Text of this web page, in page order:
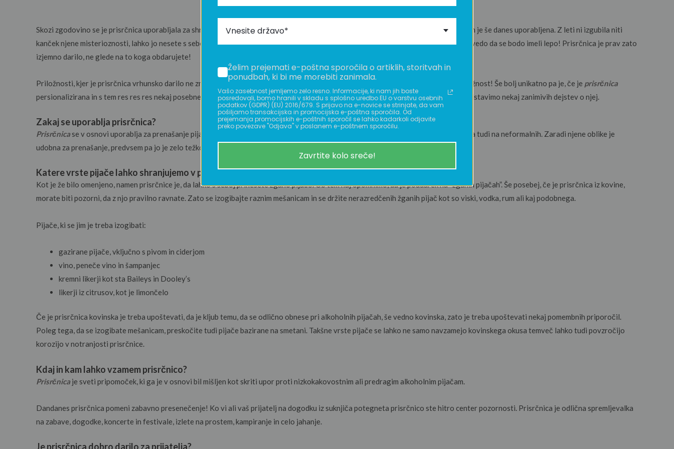
Skozi zgodovino se je prisrčnica uporabljala za shranjevanje, skrivanje in transportacijo alkohola. Hitro je postala priljubljena ikona in je še danes uporabljena. Z leti ni izgubila niti
kanček njene misterioznosti, lahko jo nesete s seboj na svečan dogodek ali pa na smučanje s prijatelji. Ko ljudje zagledajo prisrčnico, vedo da se bodo imeli lepo! Prisrčnica je prav zato
izjemno darilo, ne glede na to koga obdarujete!
Priložnosti, kjer je prisrčnica vrhunsko darilo ne zmanjka. Lahko je poročno darilo, darilo za 18. rojstni dan, pravzaprav za vsako priložnost! Še bolj unikatno pa je, če je prisrčnica
persionalizirana in s tem res res res nekaj posebnega! Če še niste prepričani, da je prisrčnica odlično darilo nam dovolite, da vam predstavimo nekaj zanimivih dejstev o njej.
Zakaj se uporablja prisrčnica?
Prisrčnica se v osnovi uporablja za prenašanje pijače s seboj, kamorkoli že greste. Uporabna je na vseh dogodkih, formalnih pa seveda tudi na neformalnih. Zaradi njene oblike je
udobna za prenašanje, predvsem pa jo je zelo težko videti v žepu suknjiča ali kjerkoli drugje jo imate shranjeno.
Katere vrste pijače lahko shranjujemo v prisrčnici?
Kot je že bilo omenjeno, namen prisrčnice je, da lahko s seboj prinesete žgano pijačo. Ob tem naj opomnimo, da je poudarek na “žganih pijačah”. Še posebej, če je prisrčnica iz kovine,
morate biti pozorni, da z njo pravilno ravnate. Zato se izogibajte raznim mešanicam in se držite nerazredčenih žganih pijač kot so viski, vodka, rum ali kaj podobnega.
Pijače, ki se jim je treba izogibati:
gazirane pijače, vključno s pivom in ciderjom
vino, peneče vino in šampanjec
kremni likerji kot sta Baileys in Dooley’s
likerji iz citrusov, kot je limončelo
Če je prisrčnica kovinska je treba upoštevati, da je kljub temu, da se odlično obnese pri alkoholnih pijačah, še vedno kovinska, zato je treba upoštevati nekaj pomembnih priporočil.
Poleg tega, da se izogibate mešanicam, preskočite tudi pijače bazirane na smetani. Takšne vrste pijače se lahko ne samo navzamejo kovinskega okusa temveč lahko tudi povzročijo
korozijo v notranjosti prisrčnice.
Kdaj in kam lahko vzamem prisrčnico?
Prisrčnica je sveti pripomoček, ki ga je v osnovi bil mišljen kot skriti upor proti nizkokakovostnim ali predragim alkoholnim pijačam.
Dandanes prisrčnica pomeni zabavno presenečenje! Ko vi ali vaš prijatelj na dogodku iz suknjiča potegneta prisrčnico ste hitro center pozornosti. Prisrčnica je odlična spremljevalka
na zabave, dogodke, koncerte in festivale, izlete na prostem, kampiranje in celo jahanje.
Je prisrčnica dobro darilo za prijatelja?
Vnesite državo*
Želim prejemati e-poštna sporočila o artiklih, storitvah in
ponudbah, ki bi me morebiti zanimala.
Vašo zasebnost jemljemo zelo resno. Informacije, ki nam jih boste
posredovali, bomo hranili v skladu s splošno uredbo EU o varstvu osebnih
podatkov (GDPR) (EU) 2016/679. S prijavo na e-novice se strinjate, da vam
pošiljamo transakcijska in promocijska e-poštna sporočila. Od
prejemanja promocijskih e-poštnih sporočil se lahko kadarkoli odjavite
preko povezave "Odjava" v poslanem e-poštnem sporočilu.
Zavrtite kolo sreče!